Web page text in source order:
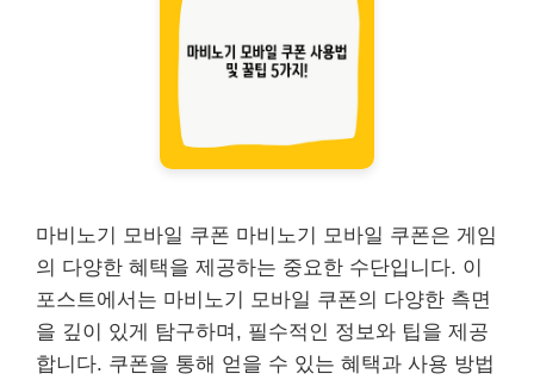
마비노기 모바일 쿠폰 마비노기 모바일 쿠폰은 게임
의 다양한 혜택을 제공하는 중요한 수단입니다. 이
포스트에서는 마비노기 모바일 쿠폰의 다양한 측면
을 깊이 있게 탐구하며, 필수적인 정보와 팁을 제공
합니다. 쿠폰을 통해 얻을 수 있는 혜택과 사용 방법